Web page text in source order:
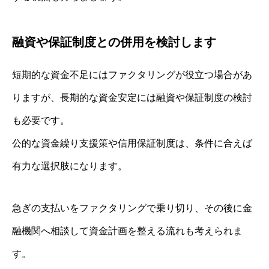
融資や保証制度との併用を検討します
短期的な資金不足にはファクタリングが役立つ場合があ
りますが、長期的な資金安定には融資や保証制度の検討
も必要です。
公的な資金繰り支援策や信用保証制度は、条件に合えば
有力な選択肢になります。
急ぎの支払いをファクタリングで乗り切り、その後に金
融機関へ相談して資金計画を整える流れも考えられま
す。